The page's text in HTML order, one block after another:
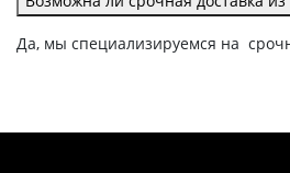
Да, мы специализируемся на